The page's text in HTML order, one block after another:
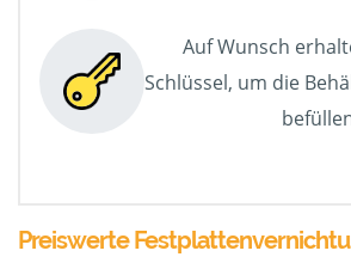
Auf Wunsch
Schlüssel, um die
Preiswerte